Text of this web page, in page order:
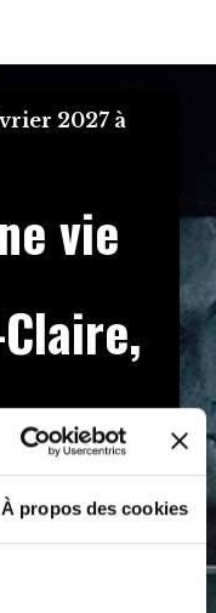
À propos des cookies
2027 à
vie
autres